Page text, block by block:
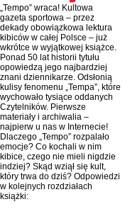
„Tempo” wraca! Kultowa
gazeta sportowa – przez
dekady obowiązkowa lektura
kibiców w całej Polsce – już
wkrótce w wyjątkowej książce.
Ponad 50 lat historii tytułu
opowiedzą jego najbardziej
znani dziennikarze. Odsłonią
kulisy fenomenu „Tempa”, które
wychowało tysiące oddanych
Czytelników. Pierwsze
materiały i archiwalia –
najpierw u nas w Internecie!
Dlaczego „Tempo” rozpalało
emocje? Co kochali w nim
kibice, czego nie mieli nigdzie
indziej? Skąd wziął się kult,
który trwa do dziś? Odpowiedzi
w kolejnych rozdziałach
książki: